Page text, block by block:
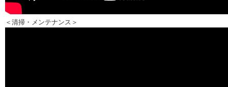
＜清掃・メンテナンス＞